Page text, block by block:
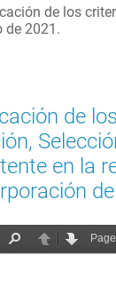
de los
de 2021.
de
en la